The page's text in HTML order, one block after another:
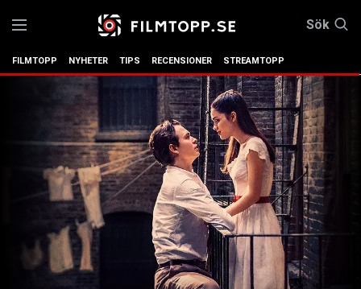
Sök
FILMTOPP NYHETER TIPS RECENSIONER STREAMTOPP